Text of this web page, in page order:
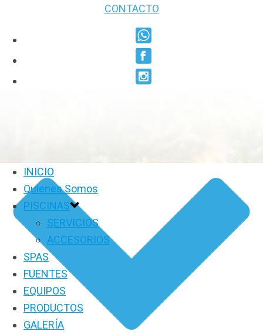
CONTACTO
INICIO
Quienes Somos
PISCINAS
SERVICIOS
ACCESORIOS
SPAS
FUENTES
EQUIPOS
PRODUCTOS
GALERÍA